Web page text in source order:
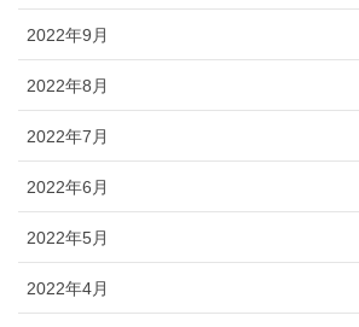
2022年9月
2022年8月
2022年7月
2022年6月
2022年5月
2022年4月